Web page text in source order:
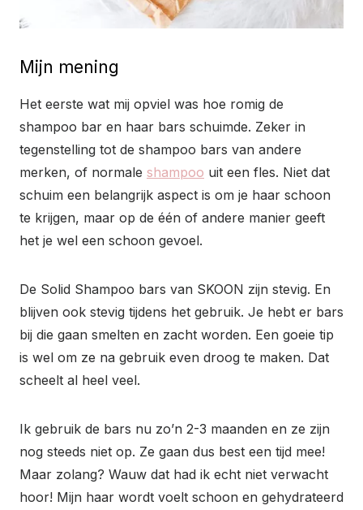
Mijn mening
Het eerste wat mij opviel was hoe romig de
shampoo bar en haar bars schuimde. Zeker in
tegenstelling tot de shampoo bars van andere
merken, of normale shampoo uit een fles. Niet dat
schuim een belangrijk aspect is om je haar schoon
te krijgen, maar op de één of andere manier geeft
het je wel een schoon gevoel.
De Solid Shampoo bars van SKOON zijn stevig. En
blijven ook stevig tijdens het gebruik. Je hebt er bars
bij die gaan smelten en zacht worden. Een goeie tip
is wel om ze na gebruik even droog te maken. Dat
scheelt al heel veel.
Ik gebruik de bars nu zo’n 2-3 maanden en ze zijn
nog steeds niet op. Ze gaan dus best een tijd mee!
Maar zolang? Wauw dat had ik echt niet verwacht
hoor! Mijn haar wordt voelt schoon en gehydrateerd